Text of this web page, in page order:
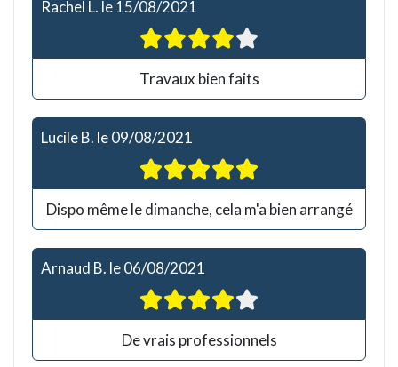
Rachel L. le15/08/2021
Travaux bien faits
Lucile B. le09/08/2021
Dispo même le dimanche, cela m'a bien arrangé
Arnaud B. le06/08/2021
De vrais professionnels